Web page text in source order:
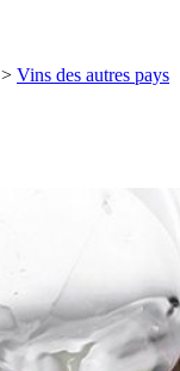
> Vins des autres pays